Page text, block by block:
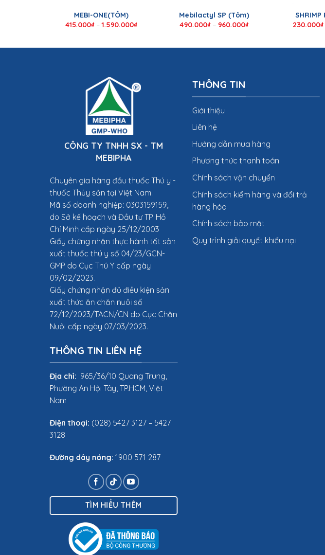
MEBI-ONE(TÔM)
415.000₫ –1.590.000₫
Mebilactyl SP (Tôm)
490.000₫ – 960.000₫
SHRIMP
230.000₫
CÔNG TY TNHH SX - TM
MEBIPHA
Chuyên gia hàng đầu thuốc Thú y -
thuốc Thủy sản tại Việt Nam.
Mã số doanh nghiệp: 0303159159,
do Sở kế hoạch và Đầu tư TP. Hồ
Chí Minh cấp ngày 25/12/2003
Giấy chứng nhận thực hành tốt sản
xuất thuốc thú y số 04/23/GCN-
GMP do Cục Thú Y cấp ngày
09/02/2023.
Giấy chứng nhận đủ điều kiện sản
xuất thức ăn chăn nuôi số
72/12/2023/TACN/CN do Cục Chăn
Nuôi cấp ngày 07/03/2023.
THÔNG TIN LIÊN HỆ
Địa chỉ: 965/36/10 Quang Trung,
Phường An Hội Tây, TP.HCM, Việt
Nam
Điện thoại: (028) 5427 3127 – 5427
3128
Đường dây nóng: 1900 571 287
TÌM HIỂU THÊM
THÔNG TIN
Giới thiệu
Liên hệ
Hướng dẫn mua hàng
Phương thức thanh toán
Chính sách vận chuyển
Chính sách kiểm hàng và đổi trả
hàng hóa
Chính sách bảo mật
Quy trình giải quyết khiếu nại